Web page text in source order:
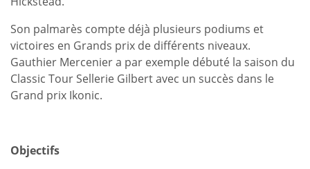
Son palmarès compte déjà plusieurs podiums et
victoires en Grands prix de différents niveaux.
Gauthier Mercenier a par exemple débuté la saison du
Classic Tour Sellerie Gilbert avec un succès dans le
Grand prix Ikonic.
Objectifs